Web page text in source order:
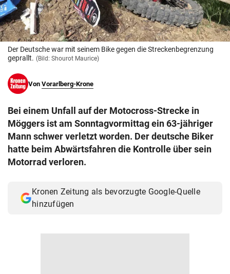
© Krone Multimedia GmbH & Co KG 2026
Muthgasse 2, 1190 Wien
Der Deutsche war mit seinem Bike gegen die Streckenbegrenzung
geprallt. (Bild: Shourot Maurice)
Von Vorarlberg-Krone
Bei einem Unfall auf der Motocross-Strecke in
Möggers ist am Sonntagvormittag ein 63-jähriger
Mann schwer verletzt worden. Der deutsche Biker
hatte beim Abwärtsfahren die Kontrolle über sein
Motorrad verloren.
Kronen Zeitung als bevorzugte Google-Quelle
hinzufügen